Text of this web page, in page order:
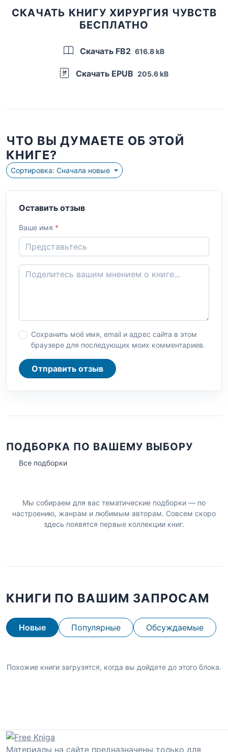
СКАЧАТЬ КНИГУ ХИРУРГИЯ ЧУВСТВ
БЕСПЛАТНО
Скачать FB2 616.8 kB
Скачать EPUB 205.6 kB
ЧТО ВЫ ДУМАЕТЕ ОБ ЭТОЙ
КНИГЕ?
Сортировка: Сначала новые
Оставить отзыв
Ваше имя *
Сохранить моё имя, email и адрес сайта в этом
браузере для последующих моих комментариев.
Отправить отзыв
ПОДБОРКА ПО ВАШЕМУ ВЫБОРУ
Все подборки
Мы собираем для вас тематические подборки — по
настроению, жанрам и любимым авторам. Совсем скоро
здесь появятся первые коллекции книг.
КНИГИ ПО ВАШИМ ЗАПРОСАМ
Новые Популярные Обсуждаемые
Похожие книги загрузятся, когда вы дойдете до этого блока.
Материалы на сайте предназначены только для